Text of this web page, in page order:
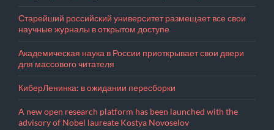
Старейший российский университет размещает все свои
научные журналы в открытом доступе
Академическая наука в России приоткрывает свои двери
для массового читателя
КиберЛенинка: в ожидании пересборки
A new open research platform has been launched with the
advisory of Nobel laureate Kostya Novoselov